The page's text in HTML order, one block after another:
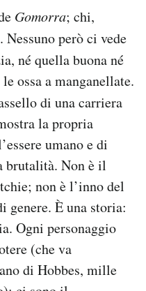
Gomorra; chi,
. Nessuno però ci vede
né quella buona né
ossa a manganellate.
di una carriera
la propria
umano e di
brutalità. Non è il
non è l’inno del
genere. È una storia:
Ogni personaggio
(che va
di Hobbes, mille